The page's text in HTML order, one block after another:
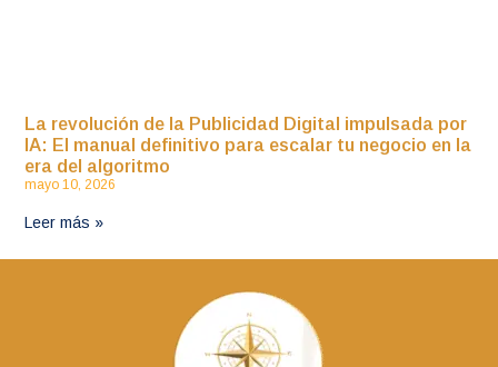
La revolución de la Publicidad Digital impulsada por
IA: El manual definitivo para escalar tu negocio en la
era del algoritmo
mayo 10, 2026
Leer más »